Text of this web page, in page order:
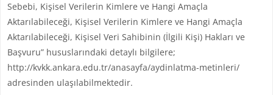
Sebebi, Kişisel Verilerin Kimlere ve Hangi Amaçla
Aktarılabileceği, Kişisel Verilerin Kimlere ve Hangi Amaçla
Aktarılabileceği, Kişisel Veri Sahibinin (İlgili Kişi) Hakları ve
Başvuru” hususlarındaki detaylı bilgilere;
http://kvkk.ankara.edu.tr/anasayfa/aydinlatma-metinleri/
adresinden ulaşılabilmektedir.